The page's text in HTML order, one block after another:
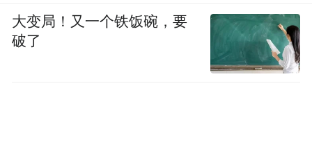
大变局！又一个铁饭碗，要
破了